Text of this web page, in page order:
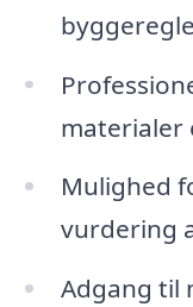
materialer
Mulighed
vurdering
Adgang til